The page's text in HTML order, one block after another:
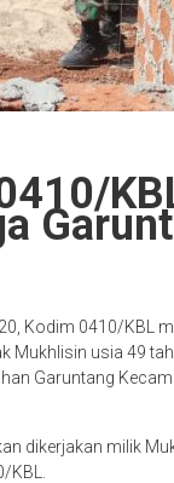
Kodim 0410/KBL
Mukhlisin usia 49
Garuntang
dikerjakan milik